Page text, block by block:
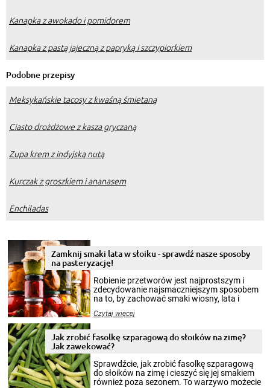
Kanapka z awokado i pomidorem
Kanapka z pastą jajeczną z papryką i szczypiorkiem
Podobne przepisy
Meksykańskie tacosy z kwaśną śmietaną
Ciasto drożdżowe z kasza gryczaną
Zupa krem z indyjską nutą
Kurczak z groszkiem i ananasem
Enchiladas
Zamknij smaki lata w słoiku - sprawdź nasze sposoby
na pasteryzację!
Robienie przetworów jest najprostszym i
zdecydowanie najsmaczniejszym sposobem
na to, by zachować smaki wiosny, lata i
krajobrazów, by cieszyć nimi oko w sezonie
pełni poczuć atmosferę cieplejszych
miesięcy. Przygotowanie słoików ze
patenty, które pozwolą zachować świeżość
przetworów.
Czytaj więcej
Jak zrobić fasolkę szparagową do słoików na zimę?
Jak zawekować?
Sprawdźcie, jak zrobić fasolkę szparagową
do słoików na zimę i cieszyć się jej smakiem
również poza sezonem. To warzywo możecie